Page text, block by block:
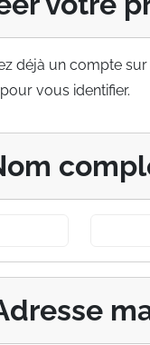
déjà un compte
pour vous identifier.